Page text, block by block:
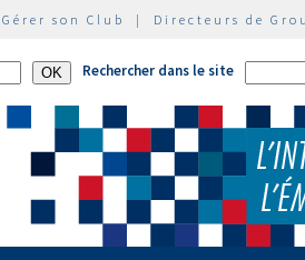
Gérer son Club | Directeurs de
Rechercher dans le site